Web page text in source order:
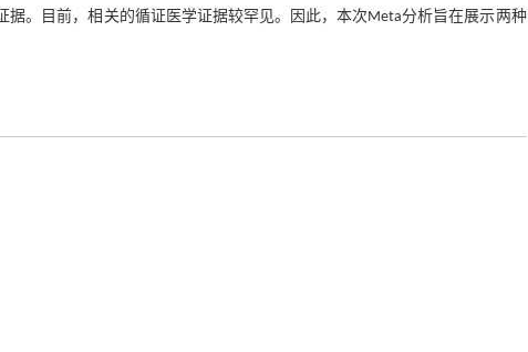
。目前，相关的循证医学证据较罕见。因此，本次Meta分析旨在展示两种